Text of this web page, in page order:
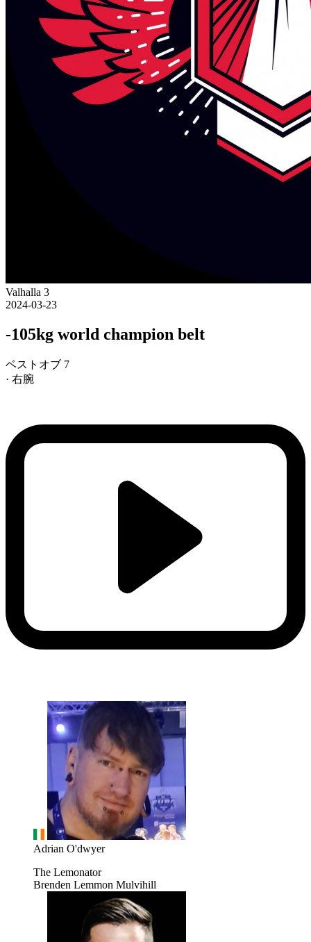
Valhalla 3
2024-03-23
-105kg world champion belt
ベストオブ 7
· 右腕
Adrian O'dwyer
The Lemonator
Brenden Lemmon Mulvihill